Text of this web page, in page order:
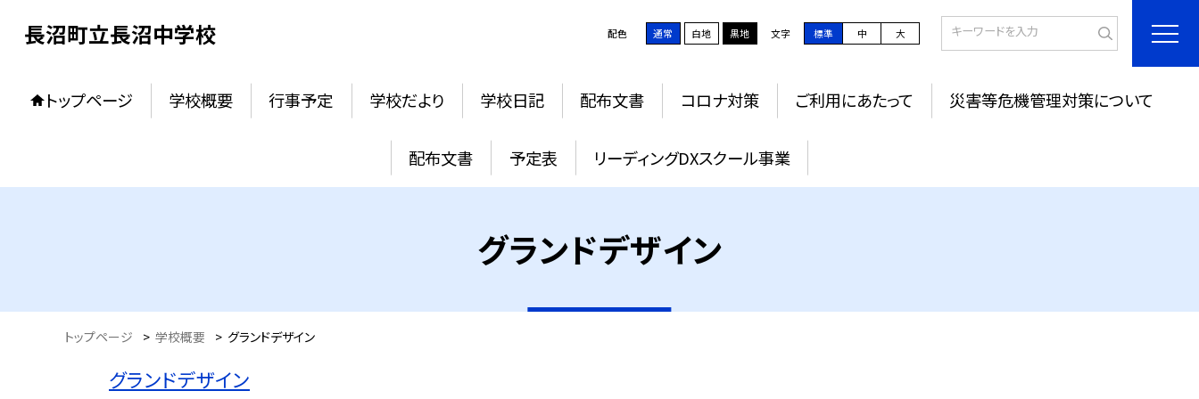
長沼町立長沼中学校 配色 通常 白地 黒地 文字 標準 中 大
トップページ 学校概要 行事予定 学校だより 学校日記 配布文書 コロナ対策 ご利用にあたって 災害等危機管理対策について
配布文書 予定表 リーディングDXスクール事業
グランドデザイン
トップページ > 学校概要 > グランドデザイン
グランドデザイン